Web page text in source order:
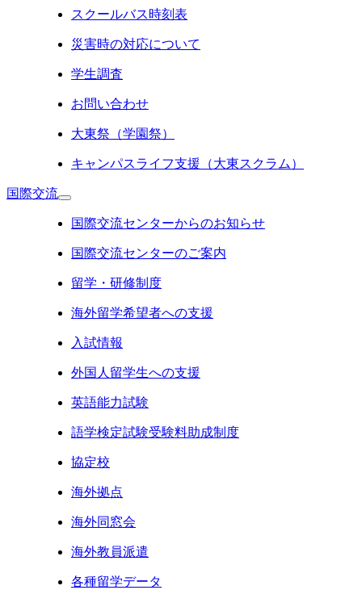
スクールバス時刻表
災害時の対応について
学生調査
お問い合わせ
大東祭（学園祭）
キャンパスライフ支援（大東スクラム）
国際交流
国際交流センターからのお知らせ
国際交流センターのご案内
留学・研修制度
海外留学希望者への支援
入試情報
外国人留学生への支援
英語能力試験
語学検定試験受験料助成制度
協定校
海外拠点
海外同窓会
海外教員派遣
各種留学データ